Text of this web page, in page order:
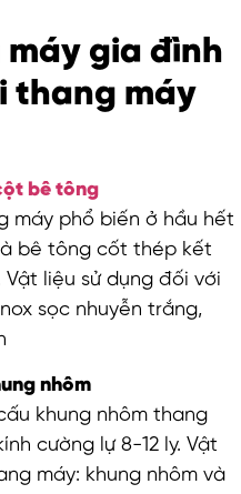
máy gia đình
thang máy
bê tông
máy phổ biến ở hầu hết
bê tông cốt thép kết
liệu sử dụng đối với
sọc nhuyễn trắng,
nhôm
khung nhôm thang
cường lự 8-12 ly. Vật
máy: khung nhôm và